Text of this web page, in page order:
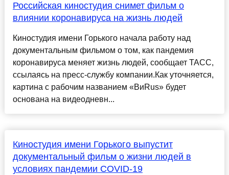
Российская киностудия снимет фильм о
влиянии коронавируса на жизнь людей
Киностудия имени Горького начала работу над
документальным фильмом о том, как пандемия
коронавируса меняет жизнь людей, сообщает ТАСС,
ссылаясь на пресс-службу компании.Как уточняется,
картина с рабочим названием «ВиRus» будет
основана на видеодневн...
Киностудия имени Горького выпустит
документальный фильм о жизни людей в
условиях пандемии COVID-19